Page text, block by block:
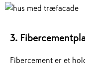
3.
Fibercement er et